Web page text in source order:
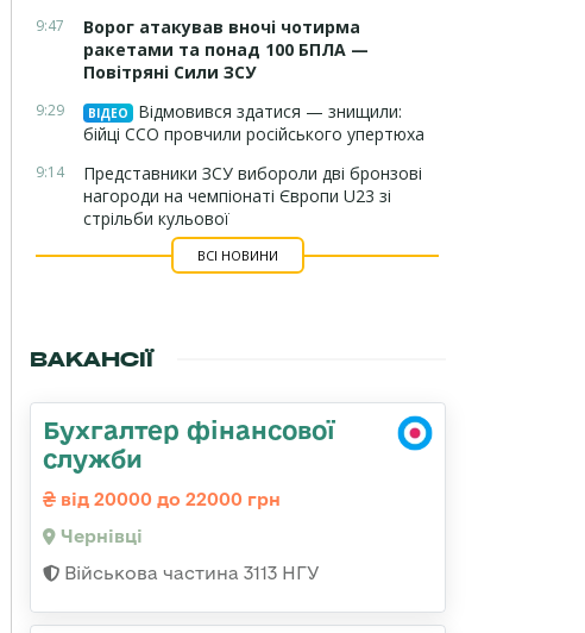
9:47
Ворог атакував вночі чотирма
ракетами та понад 100 БПЛА —
Повітряні Сили ЗСУ
9:29 ВІДЕО
Відмовився здатися — знищили:
бійці ССО провчили російського упертюха
9:14
Представники ЗСУ вибороли дві бронзові
нагороди на чемпіонаті Європи U23 зі
стрільби кульової
ВСІ НОВИНИ
ВАКАНСІЇ
Бухгалтер фінансової
служби
від 20000 до 22000 грн
Чернівці
Військова частина 3113 НГУ